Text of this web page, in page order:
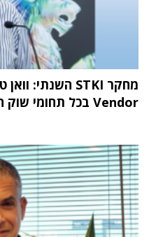
Vendor בכל תחומי שוק ה-IT